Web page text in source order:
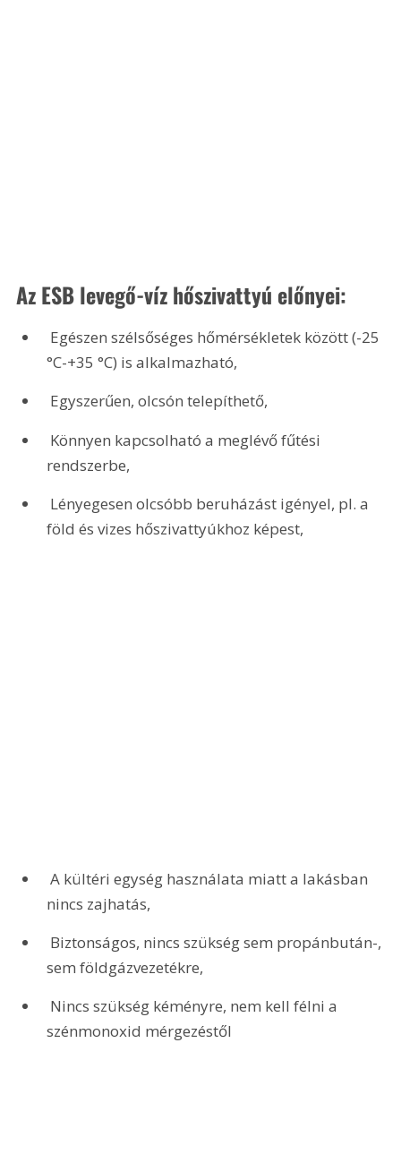
Az ESB levegő-víz hőszivattyú előnyei:
°C-+35 °C) is alkalmazható,
Egyszerűen, olcsón telepíthető,
rendszerbe,
föld és vizes hőszivattyúkhoz képest,
A kültéri egység használata miatt a lakásban
nincs zajhatás,
sem földgázvezetékre,
szénmonoxid mérgezéstől